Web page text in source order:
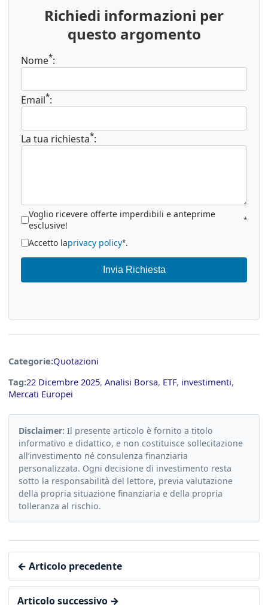
Richiedi informazioni per
questo argomento
Nome*:
Email*:
La tua richiesta*:
Voglio ricevere offerte imperdibili e anteprime
esclusive!
*
Accetto laprivacy policy*.
Invia Richiesta
Categorie:Quotazioni
Tag:22 Dicembre 2025, Analisi Borsa, ETF, investimenti,
Mercati Europei
Disclaimer: Il presente articolo è fornito a titolo
informativo e didattico, e non costituisce sollecitazione
all’investimento né consulenza finanziaria
personalizzata. Ogni decisione di investimento resta
sotto la responsabilità del lettore, previa valutazione
della propria situazione finanziaria e della propria
tolleranza al rischio.
← Articolo precedente
Articolo successivo →